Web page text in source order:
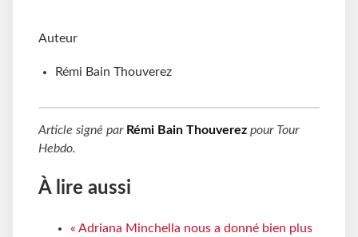
Auteur
Rémi Bain Thouverez
Article signé par Rémi Bain Thouverez pour Tour
Hebdo.
À lire aussi
« Adriana Minchella nous a donné bien plus